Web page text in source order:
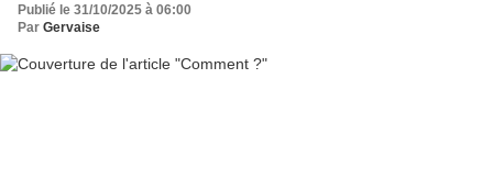
Publié le 31/10/2025 à 06:00
Par Gervaise